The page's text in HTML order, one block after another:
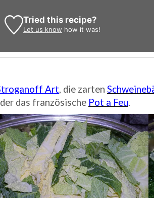
Tried this recipe?
Let us know how it was!
Art, die zarten
das französische Pot a Feu.